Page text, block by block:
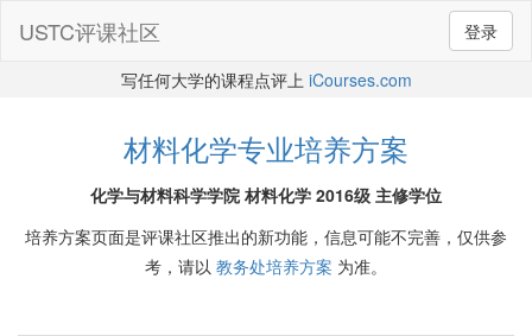
登录
USTC评课社区
写任何大学的课程点评上 iCourses.com
材料化学专业培养方案
化学与材料科学学院 材料化学 2016级 主修学位
培养方案页面是评课社区推出的新功能，信息可能不完善，仅供参
考，请以 教务处培养方案 为准。